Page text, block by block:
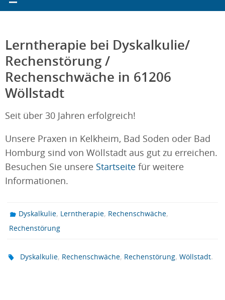
Lerntherapie bei Dyskalkulie/
Rechenstörung /
Rechenschwäche in 61206
Wöllstadt
Seit über 30 Jahren erfolgreich!
Unsere Praxen in Kelkheim, Bad Soden oder Bad
Homburg sind von Wöllstadt aus gut zu erreichen.
Besuchen Sie unsere Startseite für weitere
Informationen.
Dyskalkulie, Lerntherapie, Rechenschwäche,
Rechenstörung
Dyskalkulie, Rechenschwäche, Rechenstörung,Wöllstadt.